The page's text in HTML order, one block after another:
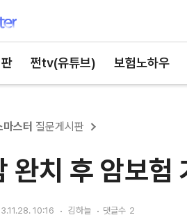
쩐tv(유튜브) 보험노하우
마스터 질문게시판
완치 후 암보험
10:16 김하늘 댓글수 2